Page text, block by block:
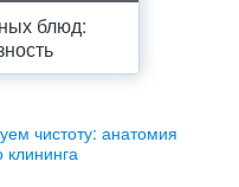
блюд:
чистоту: анатомия